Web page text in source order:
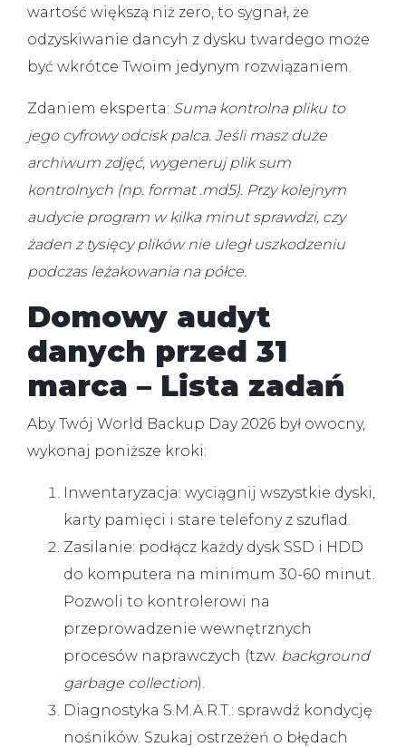
wartość większą niż zero, to sygnał, że
odzyskiwanie dancyh z dysku twardego może
być wkrótce Twoim jedynym rozwiązaniem.
Zdaniem eksperta: Suma kontrolna pliku to
jego cyfrowy odcisk palca. Jeśli masz duże
archiwum zdjęć, wygeneruj plik sum
kontrolnych (np. format .md5). Przy kolejnym
audycie program w kilka minut sprawdzi, czy
żaden z tysięcy plików nie uległ uszkodzeniu
podczas leżakowania na półce.
Domowy audyt
danych przed 31
marca – Lista zadań
Aby Twój World Backup Day 2026 był owocny,
wykonaj poniższe kroki:
Inwentaryzacja: wyciągnij wszystkie dyski,
karty pamięci i stare telefony z szuflad.
Zasilanie: podłącz każdy dysk SSD i HDD
do komputera na minimum 30-60 minut.
Pozwoli to kontrolerowi na
przeprowadzenie wewnętrznych
procesów naprawczych (tzw. background
garbage collection).
Diagnostyka S.M.A.R.T.: sprawdź kondycję
nośników. Szukaj ostrzeżeń o błędach